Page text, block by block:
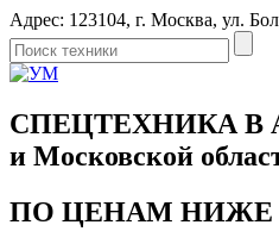
Адрес: 123104, г. Москва, ул.
СПЕЦТЕХНИКА В
и Московской
ПО ЦЕНАМ НИЖЕ